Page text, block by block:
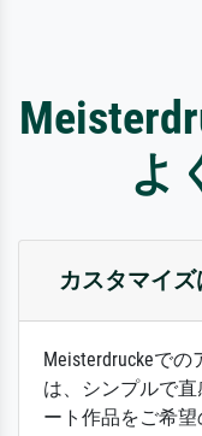
よ
カスタマイ
Meisterdruckeで
は、シンプルで
ート作品をご希